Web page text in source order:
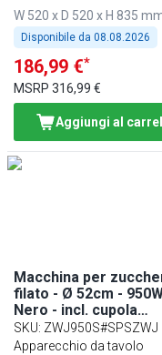
W 520 x D 520 x H 835
Disponibile da 08.08.2026
186,99 €*
MSRP 316,99 €
Aggiungi al
Macchina per
filato - Ø 52cm -
Nero - incl. cupola
paraschizzi
SKU: ZWJ950S#SPSZWJ
Apparecchio da tavolo